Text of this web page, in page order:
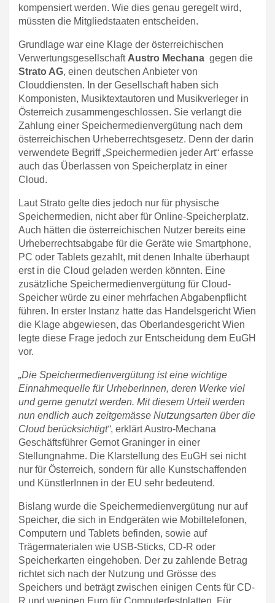
kompensiert werden. Wie dies genau geregelt wird,
müssten die Mitgliedstaaten entscheiden.
Grundlage war eine Klage der österreichischen
Verwertungsgesellschaft Austro Mechana gegen die
Strato AG, einen deutschen Anbieter von
Clouddiensten. In der Gesellschaft haben sich
Komponisten, Musiktextautoren und Musikverleger in
Österreich zusammengeschlossen. Sie verlangt die
Zahlung einer Speichermedienvergütung nach dem
österreichischen Urheberrechtsgesetz. Denn der darin
verwendete Begriff „Speichermedien jeder Art“ erfasse
auch das Überlassen von Speicherplatz in einer
Cloud.
Laut Strato gelte dies jedoch nur für physische
Speichermedien, nicht aber für Online-Speicherplatz.
Auch hätten die österreichischen Nutzer bereits eine
Urheberrechtsabgabe für die Geräte wie Smartphone,
PC oder Tablets gezahlt, mit denen Inhalte überhaupt
erst in die Cloud geladen werden könnten. Eine
zusätzliche Speichermedienvergütung für Cloud-
Speicher würde zu einer mehrfachen Abgabenpflicht
führen. In erster Instanz hatte das Handelsgericht Wien
die Klage abgewiesen, das Oberlandesgericht Wien
legte diese Frage jedoch zur Entscheidung dem EuGH
vor.
„Die Speichermedienvergütung ist eine wichtige
Einnahmequelle für UrheberInnen, deren Werke viel
und gerne genutzt werden. Mit diesem Urteil werden
nun endlich auch zeitgemässe Nutzungsarten über die
Cloud berücksichtigt“, erklärt Austro-Mechana
Geschäftsführer Gernot Graninger in einer
Stellungnahme. Die Klarstellung des EuGH sei nicht
nur für Österreich, sondern für alle Kunstschaffenden
und KünstlerInnen in der EU sehr bedeutend.
Bislang wurde die Speichermedienvergütung nur auf
Speicher, die sich in Endgeräten wie Mobiltelefonen,
Computern und Tablets befinden, sowie auf
Trägermaterialen wie USB-Sticks, CD-R oder
Speicherkarten eingehoben. Der zu zahlende Betrag
richtet sich nach der Nutzung und Grösse des
Speichers und beträgt zwischen einigen Cents für CD-
R und wenigen Euro für Computerfestplatten. Für